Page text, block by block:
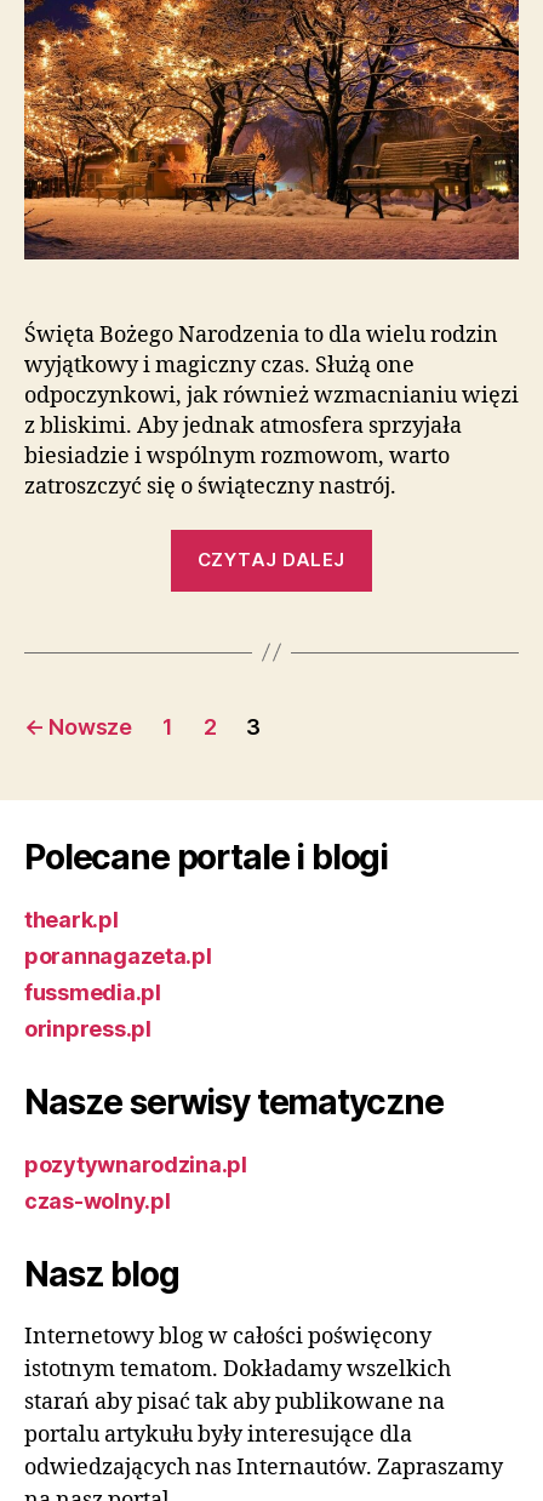
Święta Bożego Narodzenia to dla wielu rodzin
wyjątkowy i magiczny czas. Służą one
odpoczynkowi, jak również wzmacnianiu więzi
z bliskimi. Aby jednak atmosfera sprzyjała
biesiadzie i wspólnym rozmowom, warto
zatroszczyć się o świąteczny nastrój.
CZYTAJ DALEJ
Nawigacja
wpisach
← Nowsze 1 2 3
Polecane portale i blogi
theark.pl
porannagazeta.pl
fussmedia.pl
orinpress.pl
Nasze serwisy tematyczne
pozytywnarodzina.pl
czas-wolny.pl
Nasz blog
Internetowy blog w całości poświęcony
istotnym tematom. Dokładamy wszelkich
starań aby pisać tak aby publikowane na
portalu artykułu były interesujące dla
odwiedzających nas Internautów. Zapraszamy